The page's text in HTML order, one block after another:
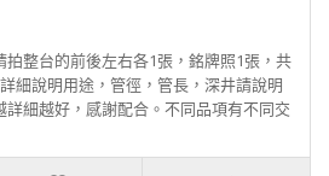
整台的前後左右各1張，銘牌照1張，共
細說明用途，管徑，管長，深井請說明
細越好，感謝配合。不同品項有不同交